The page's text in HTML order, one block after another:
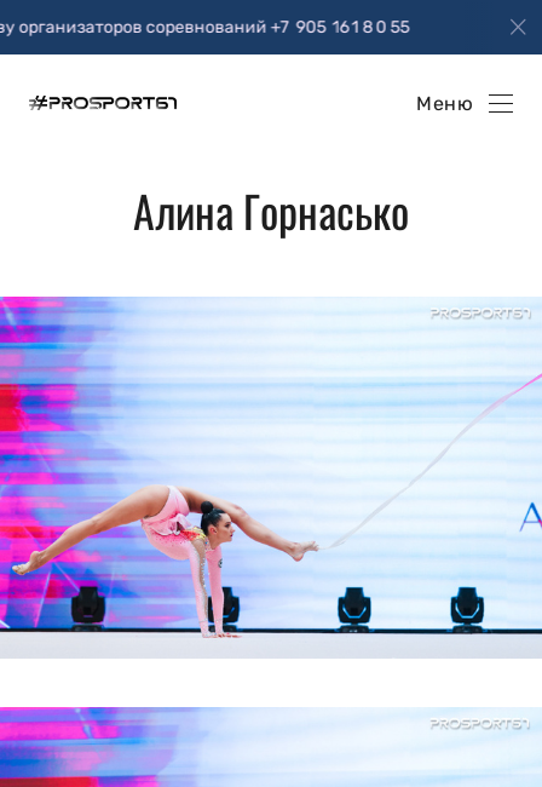
+7 905 16 1 8 0 55 Приглашаю к
Меню
Алина Горнасько